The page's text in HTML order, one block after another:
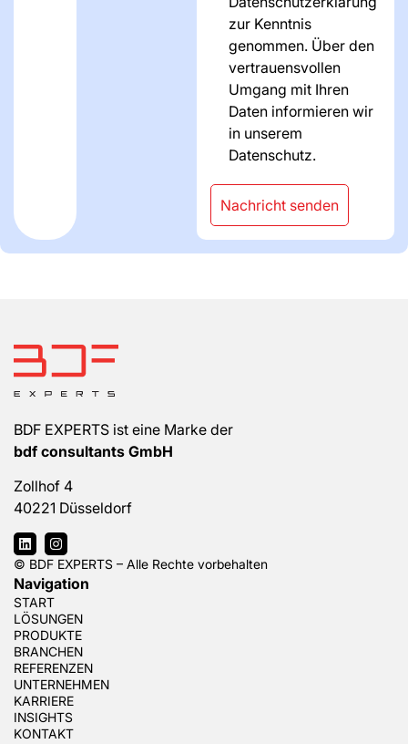
zur Kenntnis
genommen. Über den
vertrauensvollen
Umgang mit Ihren
Daten informieren wir
in unserem
Datenschutz.
Nachricht senden
BDF EXPERTS ist eine Marke der
bdf consultants GmbH
Zollhof 4
40221 Düsseldorf
© BDF EXPERTS – Alle Rechte vorbehalten
Navigation
START
LÖSUNGEN
PRODUKTE
BRANCHEN
REFERENZEN
UNTERNEHMEN
KARRIERE
INSIGHTS
KONTAKT